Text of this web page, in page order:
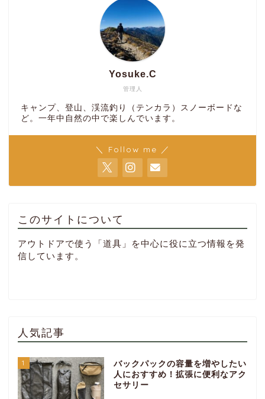
管理人
Yosuke.C
キャンプ、登山、渓流釣り（テンカラ）スノーボードな
ど。一年中自然の中で楽しんでいます。
＼ Follow me ／
このサイトについて
アウトドアで使う「道具」を中心に役に立つ情報を発
信しています。
人気記事
1
バックパックの容量を増やしたい
人におすすめ！拡張に便利なアク
セサリー